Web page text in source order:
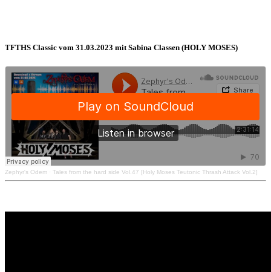
TFTHS Classic vom 31.03.2023 mit Sabina Classen (HOLY MOSES)
Zephyr's Odem · Tales from the hard side Vol.47 [Holy Moses Teutonic Thrash Attack Vol.2]